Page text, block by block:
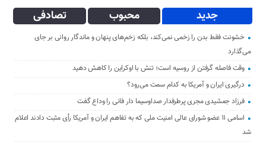
جدید محبوب تصادفی
خشونت فقط بدن را زخمی نمی‌کند، بلکه زخم‌های پنهان و ماندگار روانی بر جای
می‌گذارد
وقت فاصله گرفتن از روسیه است؛ تنش با اوکراین را کاهش دهید
درگیری ایران و آمریکا به کدام سمت می‌رود؟
فرزاد جمشیدی مجری پرطرفدار صداوسیما دار فانی را وداع گفت
اسامی ۱۱ عضو شورای عالی امنیت ملی که به تفاهم ایران و آمریکا رأی مثبت دادند اعلام
شد